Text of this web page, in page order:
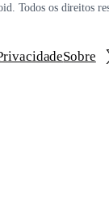
Todos os direitos
Sobre